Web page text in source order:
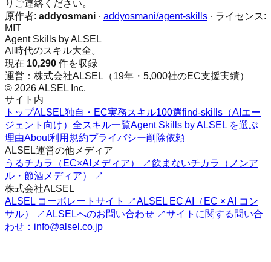
りご連絡ください。
原作者: addyosmani · addyosmani/agent-skills · ライセンス:
MIT
Agent Skills by ALSEL
AI時代のスキル大全。
現在 10,290 件を収録
運営：株式会社ALSEL（19年・5,000社のEC支援実績）
© 2026 ALSEL Inc.
サイト内
トップALSEL独自・EC実務スキル100選find-skills（AIエー
ジェント向け） 全スキル一覧Agent Skills by ALSEL を選ぶ
理由About利用規約プライバシー削除依頼
ALSEL運営の他メディア
うるチカラ（EC×AIメディア） ↗飲まないチカラ（ノンア
ル・節酒メディア） ↗
株式会社ALSEL
ALSEL コーポレートサイト ↗ALSEL EC AI（EC × AI コン
サル） ↗ALSELへのお問い合わせ ↗サイトに関する問い合
わせ：info@alsel.co.jp